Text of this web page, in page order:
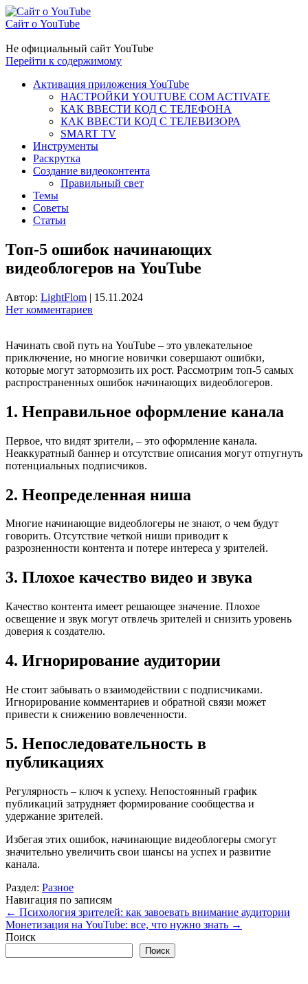
Сайт о YouTube
Не официальный сайт YouTube
Перейти к содержимому
Активация приложения YouTube
НАСТРОЙКИ YOUTUBE COM ACTIVATE
КАК ВВЕСТИ КОД С ТЕЛЕФОНА
КАК ВВЕСТИ КОД С ТЕЛЕВИЗОРА
SMART TV
Инструменты
Раскрутка
Создание видеоконтента
Правильный свет
Темы
Советы
Статьи
Топ-5 ошибок начинающих
видеоблогеров на YouTube
Автор: LightFlom | 15.11.2024
Нет комментариев
Начинать свой путь на YouTube – это увлекательное
приключение, но многие новички совершают ошибки,
которые могут затормозить их рост. Рассмотрим топ-5 самых
распространенных ошибок начинающих видеоблогеров.
1. Неправильное оформление канала
Первое, что видят зрители, – это оформление канала.
Неаккуратный баннер и отсутствие описания могут отпугнуть
потенциальных подписчиков.
2. Неопределенная ниша
Многие начинающие видеоблогеры не знают, о чем будут
говорить. Отсутствие четкой ниши приводит к
разрозненности контента и потере интереса у зрителей.
3. Плохое качество видео и звука
Качество контента имеет решающее значение. Плохое
освещение и звук могут отвлечь зрителей и снизить уровень
доверия к создателю.
4. Игнорирование аудитории
Не стоит забывать о взаимодействии с подписчиками.
Игнорирование комментариев и обратной связи может
привести к снижению вовлеченности.
5. Непоследовательность в
публикациях
Регулярность – ключ к успеху. Непостоянный график
публикаций затрудняет формирование сообщества и
удержание зрителей.
Избегая этих ошибок, начинающие видеоблогеры смогут
значительно увеличить свои шансы на успех и развитие
канала.
Раздел: Разное
Навигация по записям
← Психология зрителей: как завоевать внимание аудитории
Монетизация на YouTube: все, что нужно знать →
Поиск
Поиск